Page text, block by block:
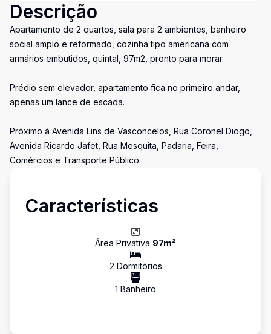
Descrição
Apartamento de 2 quartos, sala para 2 ambientes, banheiro
social amplo e reformado, cozinha tipo americana com
armários embutidos, quintal, 97m2, pronto para morar.
Prédio sem elevador, apartamento fica no primeiro andar,
apenas um lance de escada.
Próximo à Avenida Lins de Vasconcelos, Rua Coronel Diogo,
Avenida Ricardo Jafet, Rua Mesquita, Padaria, Feira,
Comércios e Transporte Público.
Características
Área Privativa 97m²
2 Dormitórios
1 Banheiro